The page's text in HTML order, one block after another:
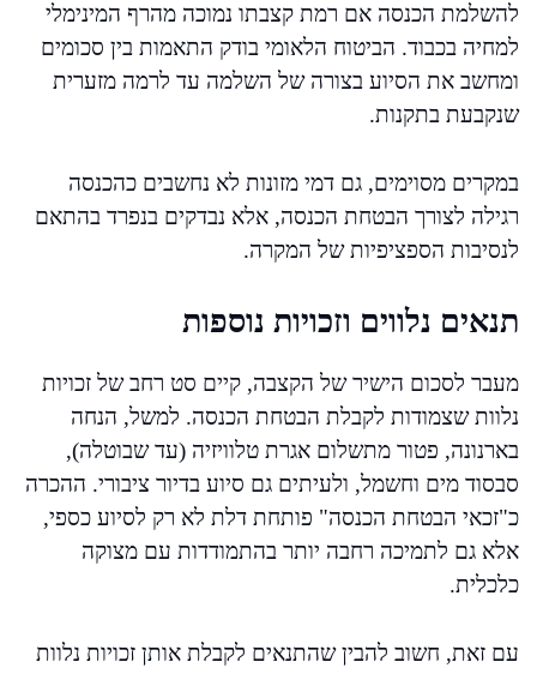
להשלמת הכנסה אם רמת קצבתו נמוכה מהרף המינימלי
למחיה בכבוד. הביטוח הלאומי בודק התאמות בין סכומים
ומחשב את הסיוע בצורה של השלמה עד לרמה מזערית
שנקבעת בתקנות.
במקרים מסוימים, גם דמי מזונות לא נחשבים כהכנסה
רגילה לצורך הבטחת הכנסה, אלא נבדקים בנפרד בהתאם
לנסיבות הספציפיות של המקרה.
תנאים נלווים וזכויות נוספות
מעבר לסכום הישיר של הקצבה, קיים סט רחב של זכויות
נלוות שצמודות לקבלת הבטחת הכנסה. למשל, הנחה
בארנונה, פטור מתשלום אגרת טלוויזיה (עד שבוטלה),
סבסוד מים וחשמל, ולעיתים גם סיוע בדיור ציבורי. ההכרה
כ"זכאי הבטחת הכנסה" פותחת דלת לא רק לסיוע כספי,
אלא גם לתמיכה רחבה יותר בהתמודדות עם מצוקה
כלכלית.
עם זאת, חשוב להבין שהתנאים לקבלת אותן זכויות נלוות